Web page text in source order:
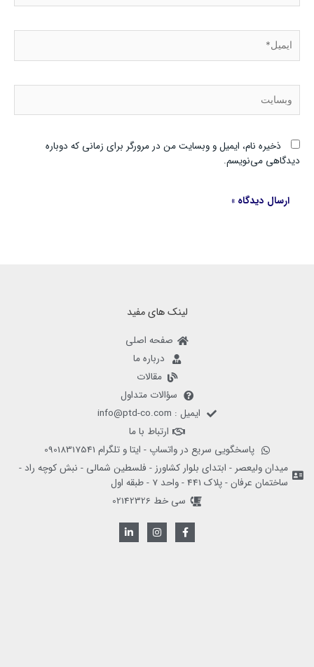
ذخیره نام، ایمیل و وبسایت من در مرورگر برای زمانی که دوباره
دیدگاهی می‌نویسم.
لینک های مفید
صفحه اصلی
درباره ما
مقالات
سؤالات متداول
ایمیل : info@ptd-co.com
ارتباط با ما
پاسخگویی سریع در واتساپ - ایتا و تلگرام 09018317541
میدان ولیعصر - ابتدای بلوار کشاورز - فلسطین شمالی - نبش کوچه راد -
ساختمان عرفان - پلاک 441 - واحد 7 - طبقه اول
سی خط 02142326
F
a
c
I
n
s
L
i
n